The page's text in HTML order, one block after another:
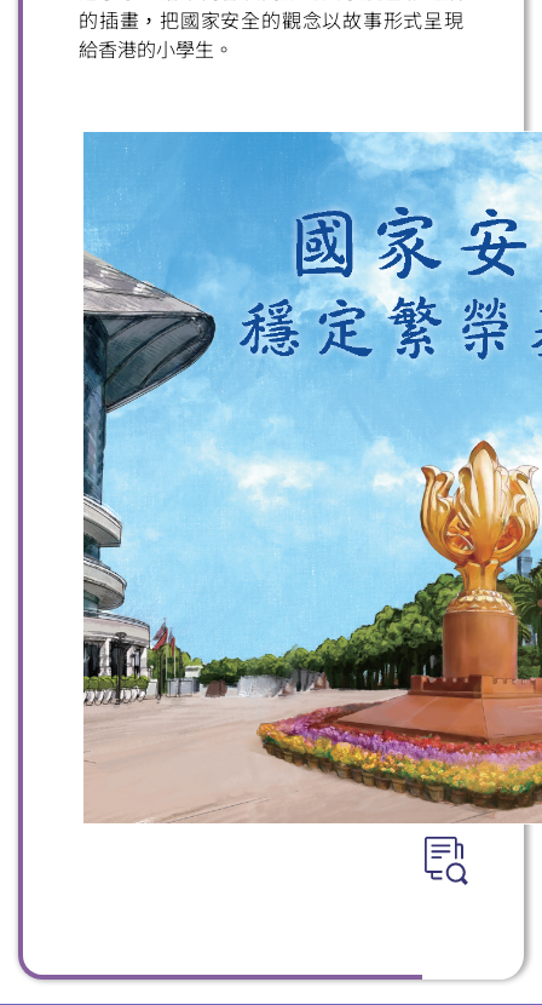
的插畫，把國家安全的觀念以故事形式呈現
給香港的小學生。
掃一掃關注我們的社交媒體，緊貼最新資訊！
微信 微博 小紅書